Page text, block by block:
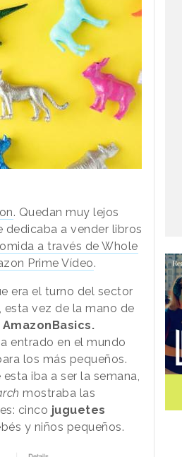
. Quedan muy lejos
dedicaba a vender libros
a través de Whole
Prime Vídeo.
era el turno del sector
, esta vez de la mano de
AmazonBasics.
entrado en el mundo
los más pequeños.
iba a ser la semana,
mostraba las
cinco juguetes
y niños pequeños.